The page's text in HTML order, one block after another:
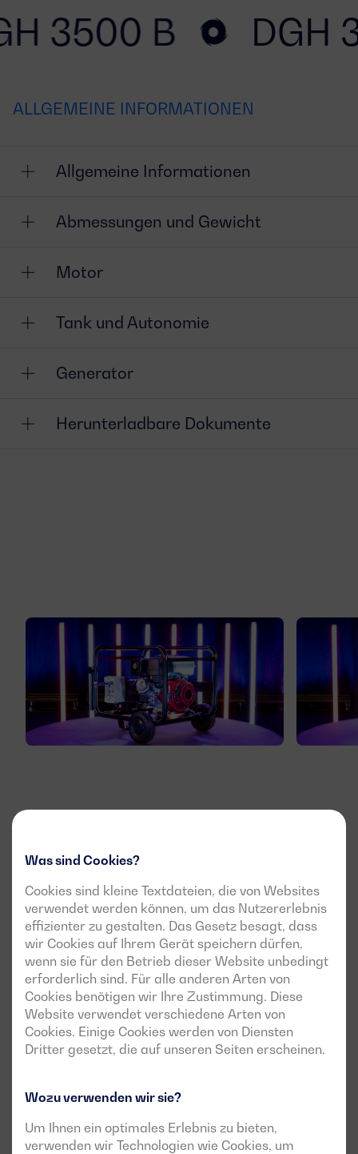
Was sind Cookies?
Cookies sind kleine Textdateien, die von Websites
verwendet werden können, um das Nutzererlebnis
effizienter zu gestalten. Das Gesetz besagt, dass
wir Cookies auf Ihrem Gerät speichern dürfen,
wenn sie für den Betrieb dieser Website unbedingt
erforderlich sind. Für alle anderen Arten von
Cookies benötigen wir Ihre Zustimmung. Diese
Website verwendet verschiedene Arten von
Cookies. Einige Cookies werden von Diensten
Dritter gesetzt, die auf unseren Seiten erscheinen.
Wozu verwenden wir sie?
Um Ihnen ein optimales Erlebnis zu bieten,
verwenden wir Technologien wie Cookies, um
3500 B DGH
ALLGEMEINE INFORMATIONEN
Allgemeine Informationen
Abmessungen und Gewicht
Motor
Tank und Autonomie
Generator
Herunterladbare Dokumente